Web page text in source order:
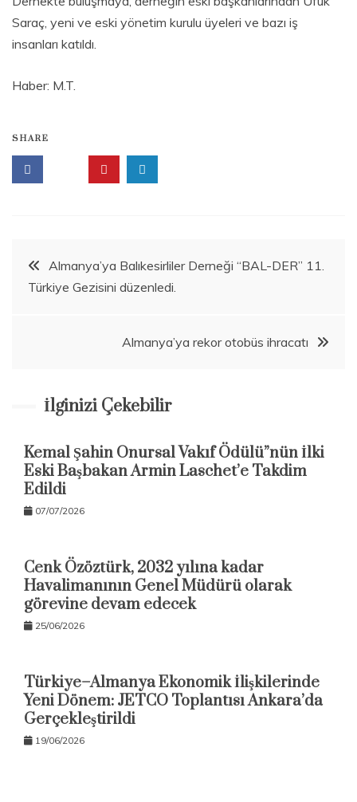
Saraç, yeni ve eski yönetim kurulu üyeleri ve bazı iş
insanları katıldı.
Haber: M.T.
SHARE
Beitragsnavigation
Almanya’ya Balıkesirliler Derneği “BAL-DER” 11.
Türkiye Gezisini düzenledi.
Almanya’ya rekor otobüs ihracatı
İlginizi Çekebilir
Kemal Şahin Onursal Vakıf Ödülü”nün İlki
Eski Başbakan Armin Laschet’e Takdim
Edildi
07/07/2026
Cenk Özöztürk, 2032 yılına kadar
Havalimanının Genel Müdürü olarak
görevine devam edecek
25/06/2026
Türkiye–Almanya Ekonomik İlişkilerinde
Yeni Dönem: JETCO Toplantısı Ankara’da
Gerçekleştirildi
19/06/2026